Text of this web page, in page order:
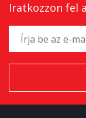
Iratkozzon fel